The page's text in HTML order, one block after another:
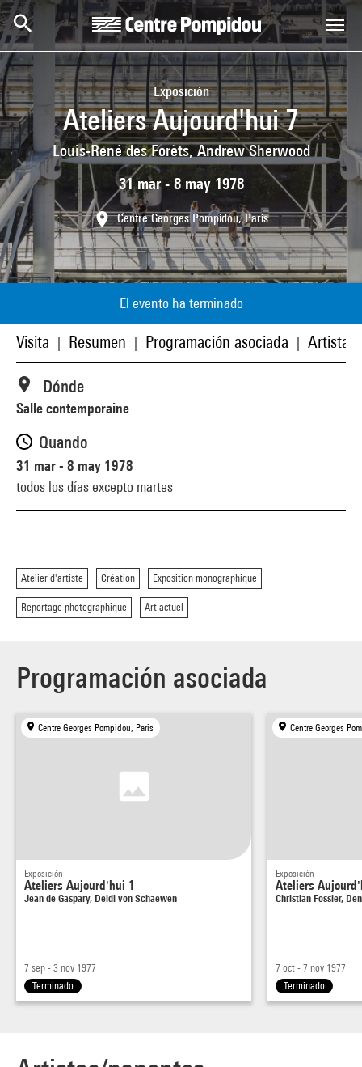
Skip to main content
Centre Pompidou
Exposición
Ateliers Aujourd'hui 7
Louis-René des Forêts, Andrew Sherwood
31 mar - 8 may 1978
Centre Georges Pompidou, Paris
El evento ha terminado
Visita Resumen Programación asociada
Atelier d'artiste Création Exposition monographique
Reportage photographique Art actuel
Dónde
Salle contemporaine
Quando
31 mar - 8 may 1978
todos los días excepto martes
Programación asociada
Centre Georges Pompidou, Paris
Exposición
Ateliers Aujourd'hui 1
Jean de Gaspary, Deidi von Schaewen
7 sep - 3 nov 1977
Terminado
Centre Georges
Exposición
Ateliers
Christian Fossier,
7 oct - 7 nov 1977
Terminado